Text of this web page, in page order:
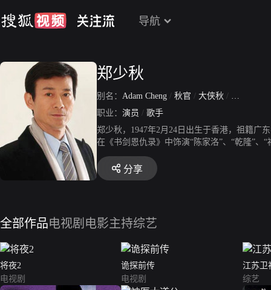
导航
郑少秋
别名： Adam Cheng / 秋官 / 大侠秋 / 扮嘢秋
职业： 演员 / 歌手
郑少秋，1947年2月24日出生于香港，祖籍广
在《书剑恩仇录》中饰演“陈家洛”、“乾隆”、
“楚留香”。1991年在《戏说乾隆》中饰演“乾
“丁蟹效应”。2005年在香港红馆举行“郑少秋
角色”，郑少秋一人独揽七个经典角色，同年
分享
全部作品电视剧 电影主持综艺
将夜2
电视剧
诡探前传
电视剧
江苏卫
综艺